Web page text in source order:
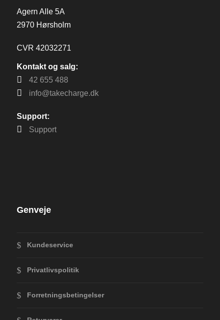
Agern Alle 5A
2970 Hørsholm
CVR 42032271
Kontakt og salg:
42 655 488
info@takecharge.dk
Support:
Support
Genveje
Kundeservice
Privatlivspolitik
Forretningsbetingelser